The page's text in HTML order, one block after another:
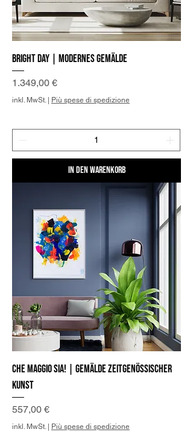
Bright day | Modernes Gemälde
Preis
1.349,00 €
inkl. MwSt.| Più spese di spedizione
In den Warenkorb
Che maggio sia! | Gemälde zeitgenössischer
Kunst
Preis
557,00 €
inkl. MwSt.| Più spese di spedizione